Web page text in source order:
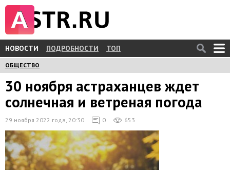
НОВОСТИ ПОДРОБНОСТИ ТОП
ОБЩЕСТВО
30 ноября астраханцев ждет
солнечная и ветреная погода
29 ноября 2022 года, 20:30 0 653